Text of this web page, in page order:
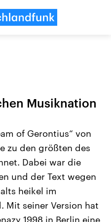
aus
USA
Aktuelle Beiträge,
Hintergründe
Wirtschaftlich und
gehören die Vereinigten
mit großem Einfluss auf
Musiknation
of Gerontius“ von
zu den größten des
Dabei war die
und der Text wegen
heikel im
Mit seiner Version hat
1998 in Berlin eine